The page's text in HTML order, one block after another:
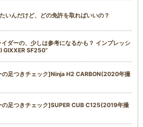
いんだけど、どの免許を取ればいいの？
ダーの、少しは参考になるかも？ インプレッシ
GIXXER SF250”
の足つきチェック]Ninja H2 CARBON(2020年撮
の足つきチェック]SUPER CUB C125(2019年撮